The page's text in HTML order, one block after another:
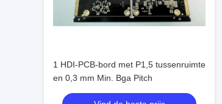
1 HDI-PCB-bord met P1,5 tussenruimte
en 0,3 mm Min. Bga Pitch